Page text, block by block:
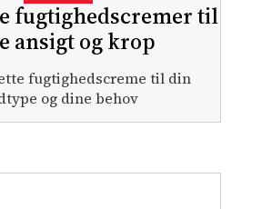
fugtighedscremer til
ansigt og krop
fugtighedscreme til din
og dine behov